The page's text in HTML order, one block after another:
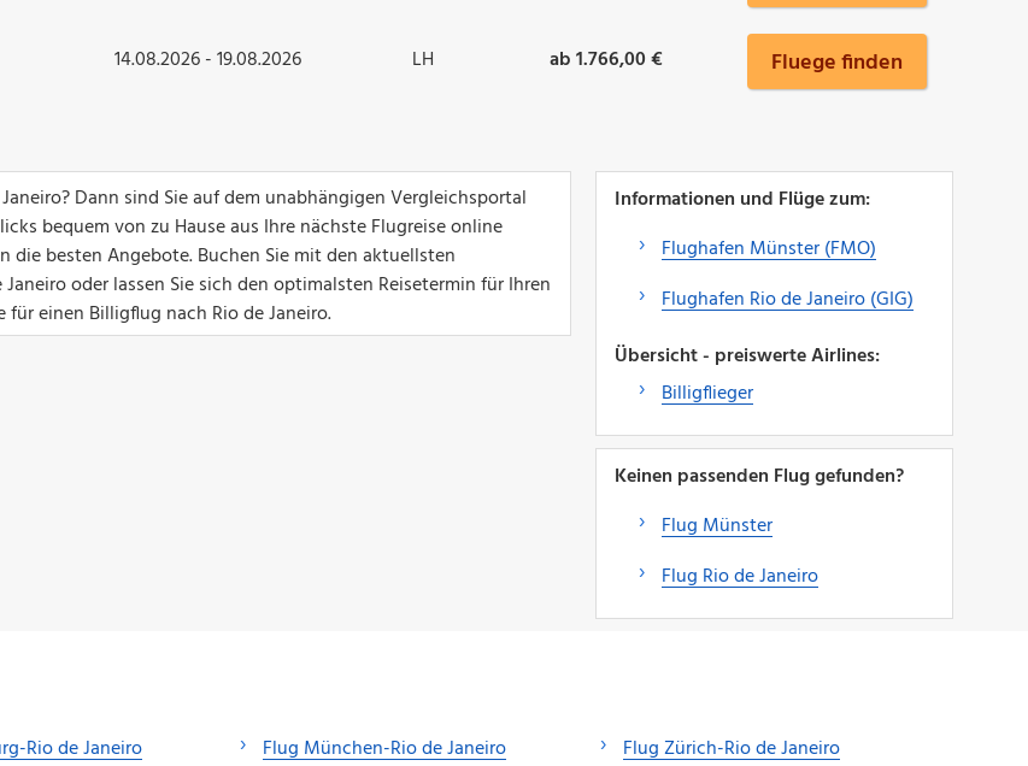
14.08.2026 - 19.08.2026 LH ab 1.766,00 € Fluege finden
Dann sind Sie auf dem unabhängigen Vergleichsportal
bequem von zu Hause aus Ihre nächste Flugreise online
die besten Angebote. Buchen Sie mit den aktuellsten
oder lassen Sie sich den optimalsten Reisetermin für Ihren
einen Billigflug nach Rio de Janeiro.
Informationen und Flüge zum:
Flughafen Münster (FMO)
Flughafen Rio de Janeiro (GIG)
Übersicht - preiswerte Airlines:
Billigflieger
Keinen passenden Flug gefunden?
Flug Münster
Flug Rio de Janeiro
Rio de Janeiro
Flug München-Rio de Janeiro
Flug Zürich-Rio de Janeiro